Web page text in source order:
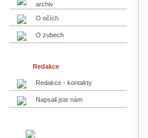
archiv
O očích
O zubech
Redakce
Redakce - kontakty
Napsali jste nám